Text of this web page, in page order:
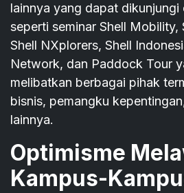
lainnya yang dapat dikunjungi
seperti seminar Shell Mobility,
Shell NXplorers, Shell
Network, dan Paddock Tour
melibatkan berbagai pihak
bisnis, pemangku
lainnya.
Optimisme
Kampus-